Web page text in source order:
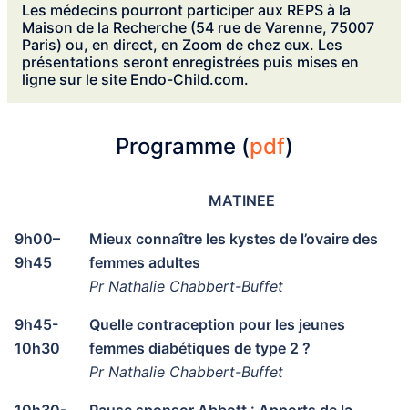
Les médecins pourront participer aux REPS à la
Maison de la Recherche (54 rue de Varenne, 75007
Paris) ou, en direct, en Zoom de chez eux. Les
présentations seront enregistrées puis mises en
ligne sur le site Endo-Child.com.
Programme (pdf)
MATINEE
9h00–
9h45
Mieux connaître les kystes de l’ovaire des
femmes adultes
Pr Nathalie Chabbert-Buffet
9h45-
10h30
Quelle contraception pour les jeunes
femmes diabétiques de type 2 ?
Pr Nathalie Chabbert-Buffet